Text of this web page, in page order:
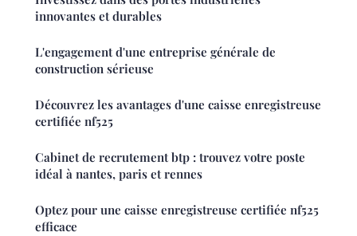
innovantes et durables
L'engagement d'une entreprise générale de
construction sérieuse
Découvrez les avantages d'une caisse enregistreuse
certifiée nf525
Cabinet de recrutement btp : trouvez votre poste
idéal à nantes, paris et rennes
Optez pour une caisse enregistreuse certifiée nf525
efficace